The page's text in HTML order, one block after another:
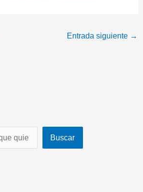
Entrada siguiente →
Buscar